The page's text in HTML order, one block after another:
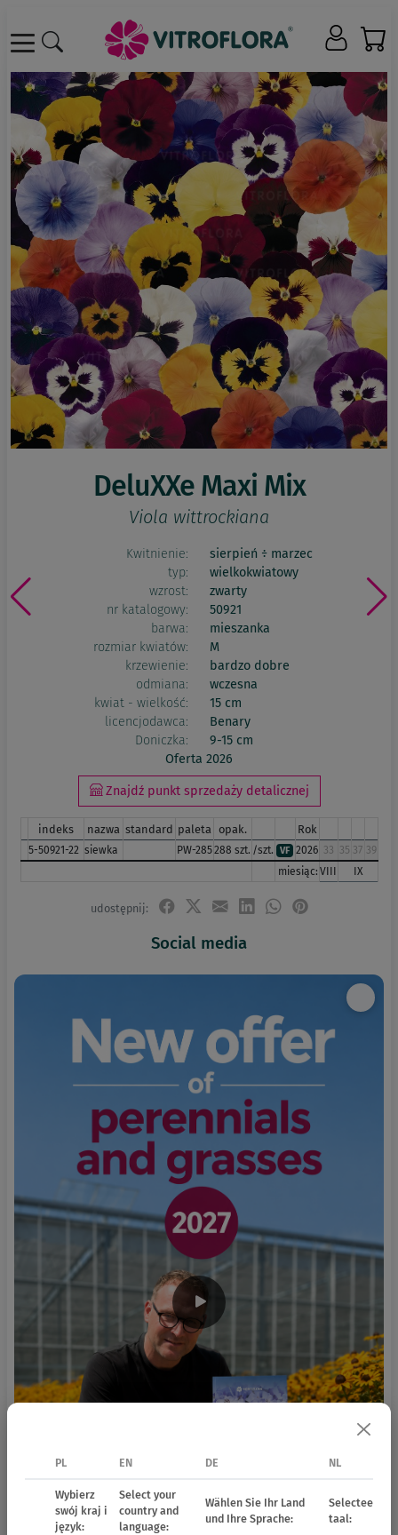
DeluXXe Maxi Mix
Viola wittrockiana
Kwitnienie:
sierpień ÷ marzec
typ:
wielkokwiatowy
wzrost:
zwarty
nr katalogowy:
50921
barwa:
mieszanka
rozmiar kwiatów:
M
krzewienie:
bardzo dobre
odmiana:
wczesna
kwiat - wielkość:
15 cm
licencjodawca:
Benary
Doniczka:
9-15 cm
Oferta 2026
Znajdź punkt sprzedaży detalicznej
indeks nazwa standard paleta opak. Rok
5-50921-22 siewka PW-285288 szt. /szt. VF 2026 33 35 37 39
miesiąc: VIII IX
udostępnij:
Social media
PL EN DE NL
Wybierz
swój kraj i
język:
Select your
country and
language:
Wählen Sie Ihr Land
und Ihre Sprache:
Selecteer uw
taal: